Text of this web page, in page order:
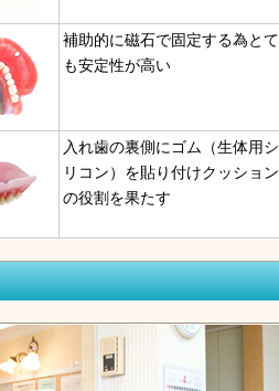
補助的に磁石で固定する為とて
も安定性が高い
入れ歯の裏側にゴム（生体用シ
リコン）を貼り付けクッション
の役割を果たす